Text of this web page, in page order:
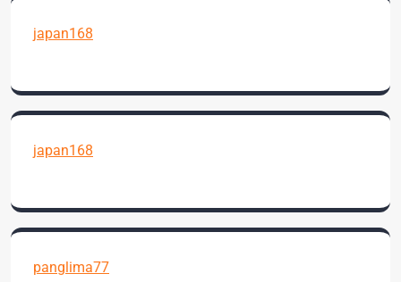
japan168
japan168
panglima77